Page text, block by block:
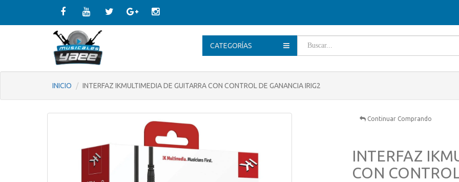
CATEGORÍAS
INICIO INTERFAZ IKMULTIMEDIA DE GUITARRA CON CONTROL DE GANANCIA IRIG2
Continuar Comprando
INTERFAZ
CON